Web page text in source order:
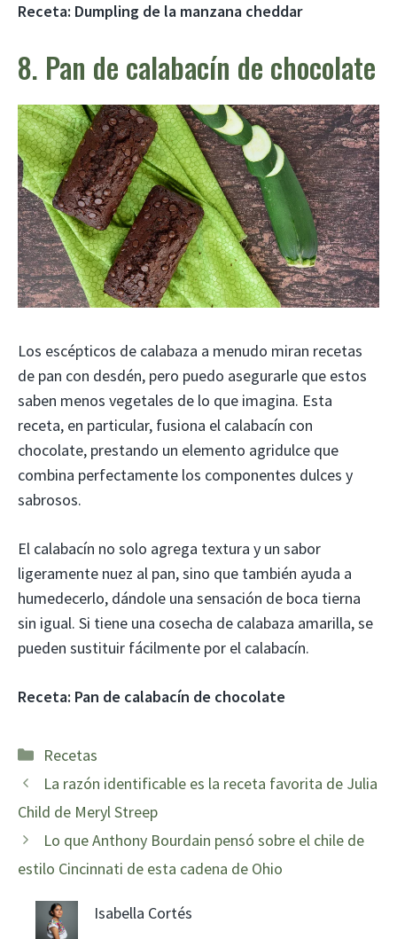
Receta: Dumpling de la manzana cheddar
8. Pan de calabacín de chocolate
Los escépticos de calabaza a menudo miran recetas
de pan con desdén, pero puedo asegurarle que estos
saben menos vegetales de lo que imagina. Esta
receta, en particular, fusiona el calabacín con
chocolate, prestando un elemento agridulce que
combina perfectamente los componentes dulces y
sabrosos.
El calabacín no solo agrega textura y un sabor
ligeramente nuez al pan, sino que también ayuda a
humedecerlo, dándole una sensación de boca tierna
sin igual. Si tiene una cosecha de calabaza amarilla, se
pueden sustituir fácilmente por el calabacín.
Receta: Pan de calabacín de chocolate
Categorías
Recetas
La razón identificable es la receta favorita de Julia
Child de Meryl Streep
Lo que Anthony Bourdain pensó sobre el chile de
estilo Cincinnati de esta cadena de Ohio
Isabella Cortés